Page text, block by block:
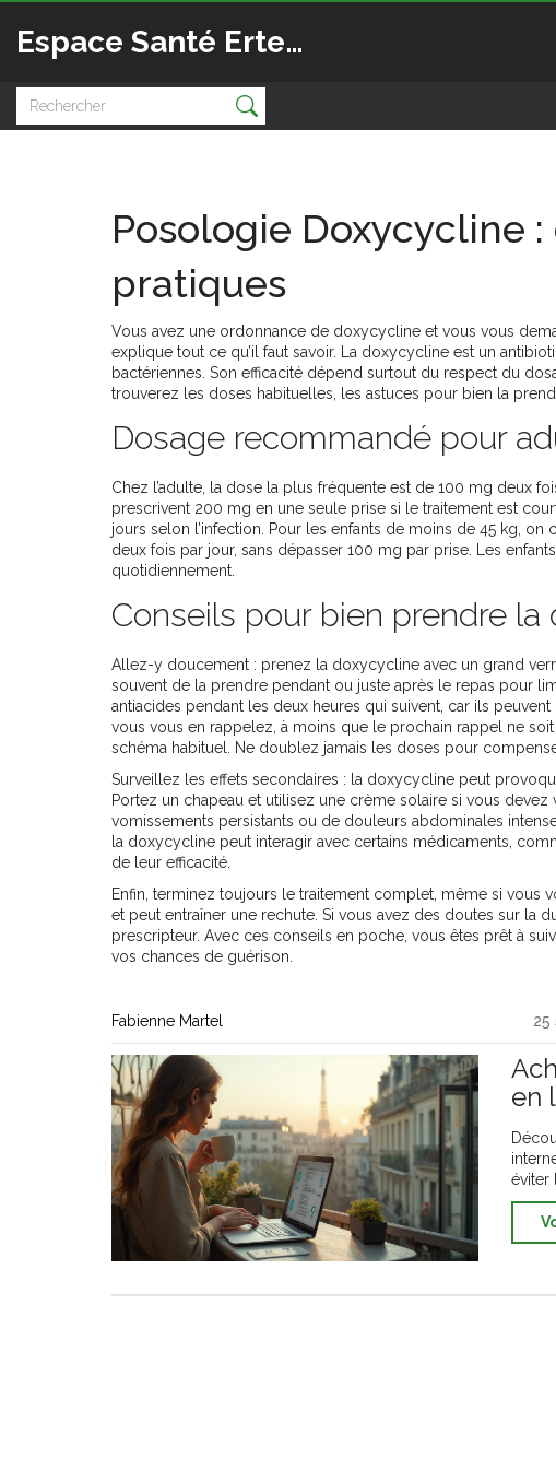
Espace Santé Ertedis
Posologie Doxycycline
pratiques
Vous avez une ordonnance de doxycycline et vous vous
explique tout ce qu’il faut savoir. La doxycycline est un
bactériennes. Son efficacité dépend surtout du respect du
trouverez les doses habituelles, les astuces pour bien la
Dosage recommandé pour
Chez l’adulte, la dose la plus fréquente est de 100 mg deux
prescrivent 200 mg en une seule prise si le traitement est
jours selon l’infection. Pour les enfants de moins de 45 kg,
deux fois par jour, sans dépasser 100 mg par prise. Les
quotidiennement.
Conseils pour bien prendre la
Allez-y doucement : prenez la doxycycline avec un grand
souvent de la prendre pendant ou juste après le repas pour
antiacides pendant les deux heures qui suivent, car ils
vous vous en rappelez, à moins que le prochain rappel ne
schéma habituel. Ne doublez jamais les doses pour
Surveillez les effets secondaires : la doxycycline peut
Portez un chapeau et utilisez une crème solaire si vous
vomissements persistants ou de douleurs abdominales
la doxycycline peut interagir avec certains médicaments,
de leur efficacité.
Enfin, terminez toujours le traitement complet, même si vous
et peut entraîner une rechute. Si vous avez des doutes sur la
prescripteur. Avec ces conseils en poche, vous êtes prêt à
vos chances de guérison.
Fabienne Martel 25
en
éviter